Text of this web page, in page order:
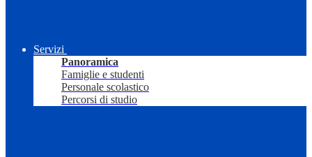
Servizi
Panoramica
Famiglie e studenti
Personale scolastico
Percorsi di studio